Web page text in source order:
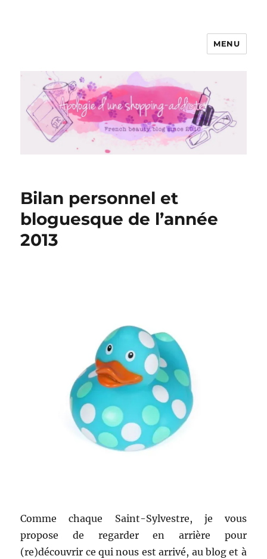
Apologie d'une Shopping-addicte
MENU
Bilan personnel et
bloguesque de l’année
2013
Comme chaque Saint-Sylvestre, je vous
propose de regarder en arrière pour
(re)découvrir ce qui nous est arrivé, au blog et à